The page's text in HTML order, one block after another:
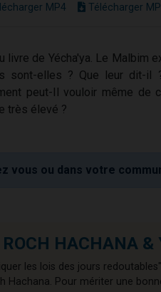
MP4 Télécharger
livre de Yécha'ya. Le Malbim
sont-elles ? Que leur dit-il
peut-Il vouloir même de
très élevé ?
vous ou dans votre
HACHANA &
les lois des jours
Hachana. Pour mériter une